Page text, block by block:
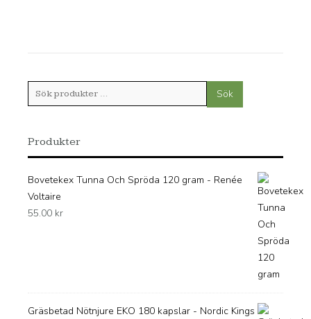
Sök
efter:
Sök
Produkter
Bovetekex Tunna Och Spröda 120 gram - Renée
Voltaire
55.00 kr
Gräsbetad Nötnjure EKO 180 kapslar - Nordic Kings